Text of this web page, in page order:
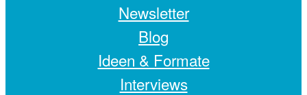
Newsletter
Blog
Ideen & Formate
Interviews